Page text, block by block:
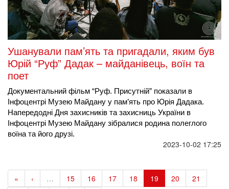
Ушанували пам’ять та пригадали, яким був
Юрій “Руф” Дадак – майданівець, воїн та
поет
Документальний фільм “Руф. Присутній” показали в
Інфоцентрі Музею Майдану у пам’ять про Юрія Дадака.
Напередодні Дня захисників та захисниць України в
Інфоцентрі Музею Майдану зібралися родина полеглого
воїна та його друзі.
2023-10-02 17:25
« ‹ … 15 16 17 18 19 20
21